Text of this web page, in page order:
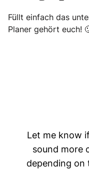
Füllt einfach das
Planer gehört euch!
Let me know
sound more
depending